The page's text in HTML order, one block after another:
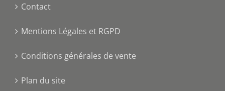
Contact
Mentions Légales et RGPD
Conditions générales de vente
Plan du site